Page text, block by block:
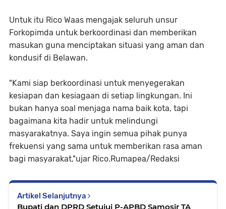
Untuk itu Rico Waas mengajak seluruh unsur
Forkopimda untuk berkoordinasi dan memberikan
masukan guna menciptakan situasi yang aman dan
kondusif di Belawan.
"Kami siap berkoordinasi untuk menyegerakan
kesiapan dan kesiagaan di setiap lingkungan. Ini
bukan hanya soal menjaga nama baik kota, tapi
bagaimana kita hadir untuk melindungi
masyarakatnya. Saya ingin semua pihak punya
frekuensi yang sama untuk memberikan rasa aman
bagi masyarakat,"ujar Rico.Rumapea/Redaksi
Artikel Selanjutnya
Bupati dan DPRD Setujui P-APBD Samosir TA